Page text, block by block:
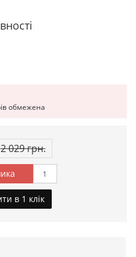
обмежена
2 029 грн.
в 1 клік